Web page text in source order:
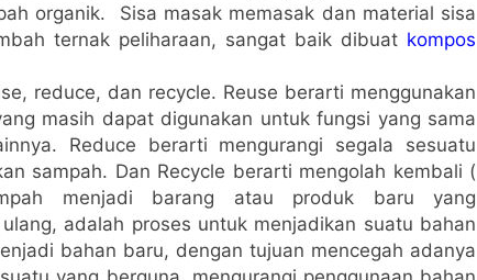
organik. Sisa masak memasak dan material sisa
ternak peliharaan, sangat baik dibuat kompos
reduce, dan recycle. Reuse berarti menggunakan
masih dapat digunakan untuk fungsi yang sama
Reduce berarti mengurangi segala sesuatu
sampah. Dan Recycle berarti mengolah kembali (
menjadi barang atau produk baru yang
adalah proses untuk menjadikan suatu bahan
bahan baru, dengan tujuan mencegah adanya